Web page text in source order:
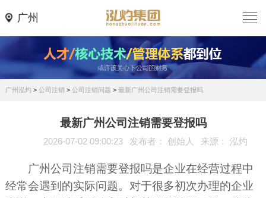
广州
广州泓灼 > 公司注销 > 公司注销问题 > 最新广州公司注销需要登报吗
最新广州公司注销需要登报吗
2026-07-02 09:00:23 发布者： 创始人 来源： 泓灼
广州公司注销需要登报吗是企业在经营过程中
经常会遇到的实际问题。对于很多初次办理的企业